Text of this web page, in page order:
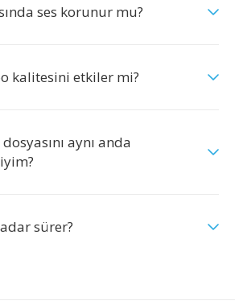
ses korunur mu?
kalitesini etkiler mi?
aynı anda
sürer?